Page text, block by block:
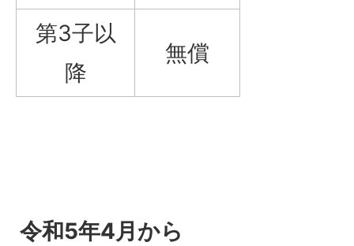
第3子以
降
無償
令和5年4月から